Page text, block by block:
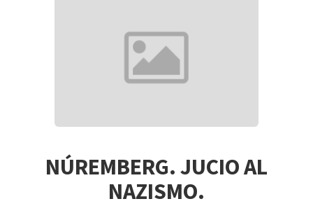
NÚREMBERG. JUCIO AL
NAZISMO.